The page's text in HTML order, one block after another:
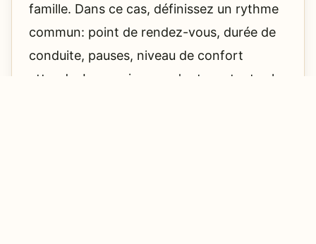
famille. Dans ce cas, définissez un rythme
commun: point de rendez-vous, durée de
conduite, pauses, niveau de confort
attendu. Les anciennes n'ont pas toutes la